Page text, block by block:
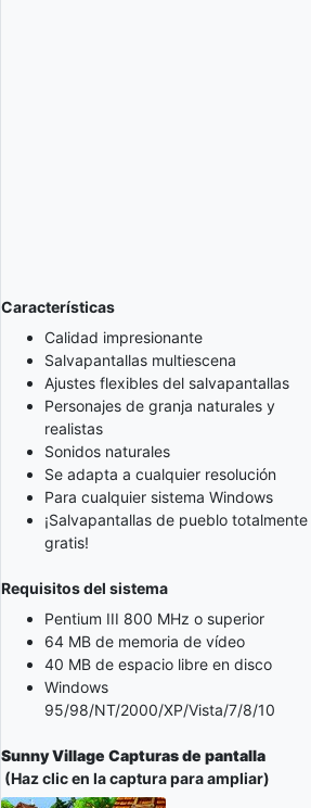
Características
Calidad impresionante
Salvapantallas multiescena
Ajustes flexibles del salvapantallas
Personajes de granja naturales y
realistas
Sonidos naturales
Se adapta a cualquier resolución
Para cualquier sistema Windows
¡Salvapantallas de pueblo totalmente
gratis!
Requisitos del sistema
Pentium III 800 MHz o superior
64 MB de memoria de vídeo
40 MB de espacio libre en disco
Windows
95/98/NT/2000/XP/Vista/7/8/10
Sunny Village Capturas de pantalla
(Haz clic en la captura para ampliar)